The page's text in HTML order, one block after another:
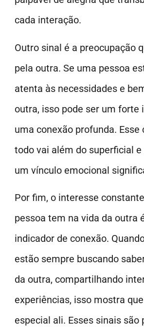
cada interação.
Outro sinal é a preocupação
pela outra. Se uma pessoa
atenta às necessidades e
outra, isso pode ser um forte
uma conexão profunda. Esse
todo vai além do superficial
um vínculo emocional
Por fim, o interesse
pessoa tem na vida da outra
indicador de conexão.
estão sempre buscando
da outra, compartilhando
experiências, isso mostra
especial ali. Esses sinais são